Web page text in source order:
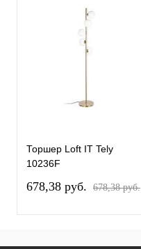
Торшер Loft IT Tely
10236F
678,38 pуб. 678,38 pуб.